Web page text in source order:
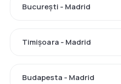
București - Madrid
Timișoara - Madrid
Budapesta - Madrid